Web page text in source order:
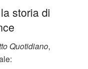
storia di
Quotidiano,